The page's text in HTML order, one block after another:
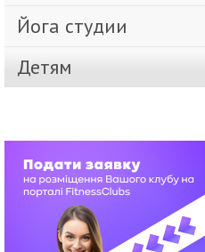
Йога студии
Детям